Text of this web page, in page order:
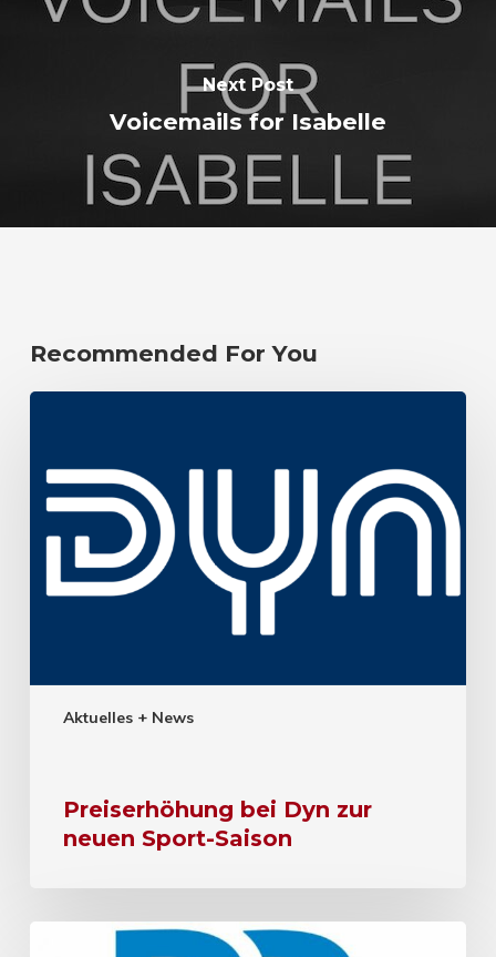
Next Post
Voicemails for Isabelle
Recommended For You
Aktuelles + News
Preiserhöhung bei Dyn zur
neuen Sport-Saison